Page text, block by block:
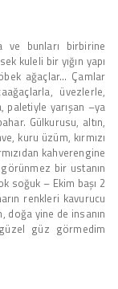
ve bunları birbirine
kuleli bir yığın yapı
ağaçlar… Çamlar
üvezlerle,
paletiyle yarışan –ya
Gülkurusu, altın,
kuru üzüm, kırmızı
kahverengine
bir ustanın
soğuk – Ekim başı 2
renkleri kavurucu
doğa yine de insanın
güz görmedim